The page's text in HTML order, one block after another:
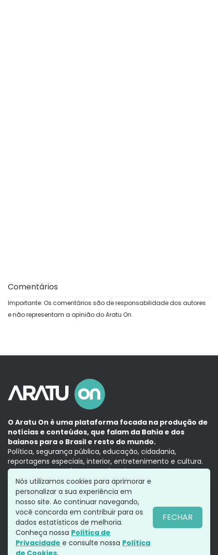
Comentários
Importante: Os comentários são de responsabilidade dos autores
e não representam a opinião do Aratu On.
O Aratu On é uma plataforma focada na produção de
notícias e conteúdos, que falam da Bahia e dos
baianos para o Brasil e resto do mundo.
Política, segurança pública, educação, cidadania,
reportagens especiais, interior, entretenimento e cultura.
Aqui, tudo vira notícia e a notícia é no tempo presente,
com a credibilidade do Grupo Aratu.
Grupo Aratu
Política de privacidade
Siga-nos
Nós utilizamos cookies para aprimorar e
personalizar a sua experiência em
nosso site. Ao continuar navegando,
você concorda em contribuir para os
dados estatísticos de melhoria.
Conheça nossa Política de
Privacidade e consulte nossa Política
de Cookies.
FECHAR